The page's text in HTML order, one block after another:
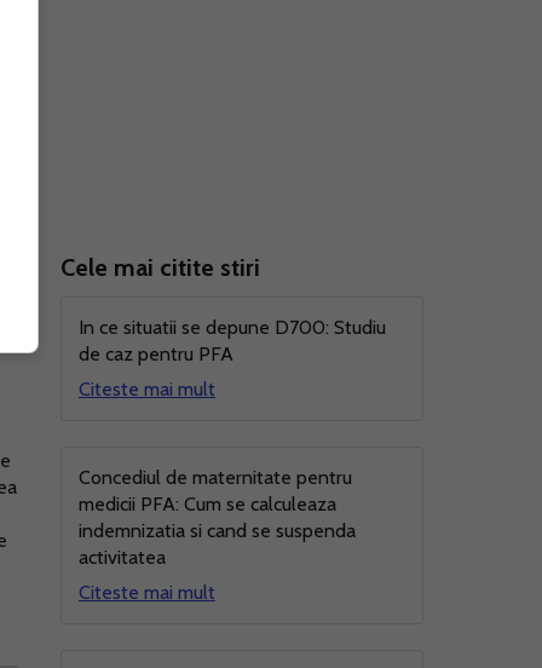
Cele mai citite stiri
In ce situatii se depune D700: Studiu
de caz pentru PFA
Citeste mai mult
Concediul de maternitate pentru
medicii PFA: Cum se calculeaza
indemnizatia si cand se suspenda
activitatea
Citeste mai mult